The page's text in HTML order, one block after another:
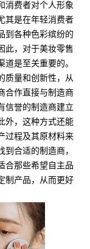
消费者对个人形象
其是在年轻消费者
到各种色彩缤纷的
此，对于美妆零售
是至关重要的。
质量和创新性，从
合作直接与制造商
信誉的制造商建立
外，这种方式还能
过程及其原材料来
合适的制造商，
合那些希望自主品
制产品，从而更好